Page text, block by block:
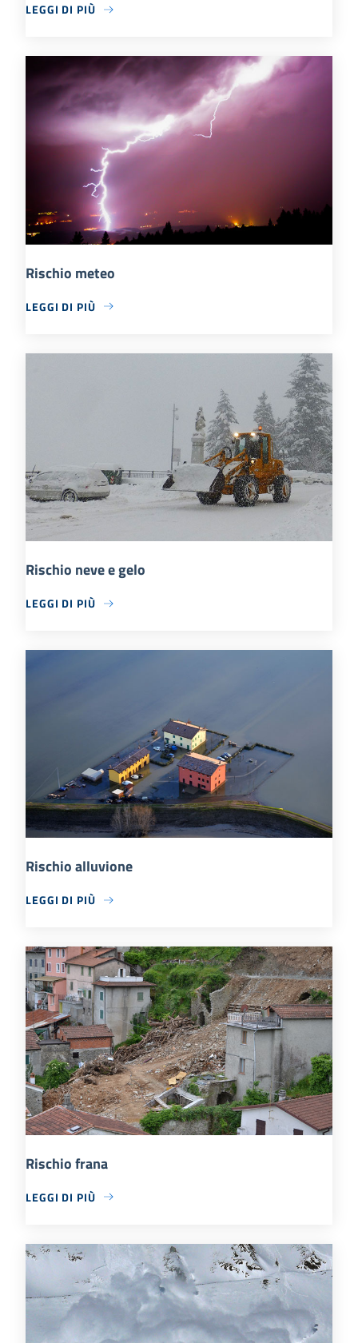
LEGGI DI PIÙ
Rischio meteo
LEGGI DI PIÙ
Rischio neve e gelo
LEGGI DI PIÙ
Rischio alluvione
LEGGI DI PIÙ
Rischio frana
LEGGI DI PIÙ